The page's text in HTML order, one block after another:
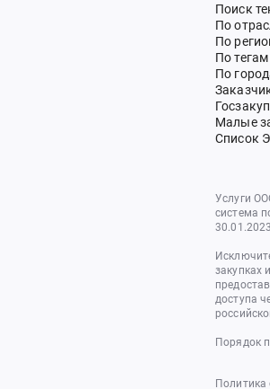
Поиск
По
По
По тегам
По
Малые
Список
Услуги
система
закупках
доступа
Порядок
Политика